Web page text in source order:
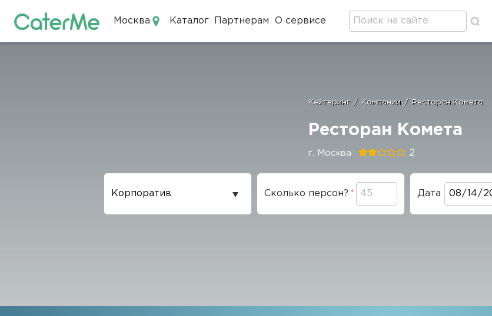
Москва Каталог Партнерам О сервисе
Строка
Кейтеринг / Компании / Ресторан Комета
Ресторан Комета
г. Москва 2
Повод
проведения
Сколько персон? Дата Дата